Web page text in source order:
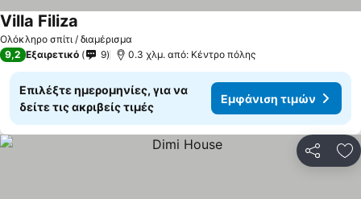
Ολόκληρο σπίτι / διαμέρισμα
Villa Filiza
9,2 Εξαιρετικό 9 0.3 χλμ. από: Κέντρο πόλης
Επιλέξτε ημερομηνίες, για να
δείτε τις ακριβείς τιμές
Εμφάνιση τιμών